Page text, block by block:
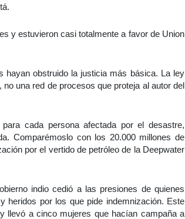
y estuvieron casi totalmente a favor de Union
hayan obstruido la justicia más básica. La ley
una red de procesos que proteja al autor del
cada persona afectada por el desastre,
Comparémoslo con los 20.000 millones de
por el vertido de petróleo de la Deepwater
indio cedió a las presiones de quienes
heridos por los que pide indemnización. Este
llevó a cinco mujeres que hacían campaña a